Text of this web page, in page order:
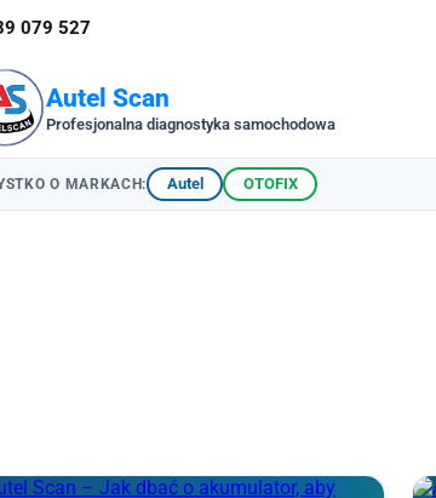
079 527
Autel Scan
Profesjonalna diagnostyka samochodowa
O MARKACH: Autel OTOFIX